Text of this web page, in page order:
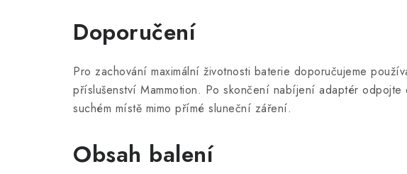
Doporučení
Pro zachování maximální životnosti baterie doporučujeme
příslušenství Mammotion. Po skončení nabíjení adaptér
suchém místě mimo přímé sluneční záření.
Obsah balení